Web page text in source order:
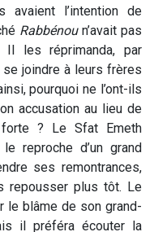
avaient l’intention de
Rabbénoun’avait pas
les réprimanda, par
se joindre à leurs frères
pourquoi ne l’ont-ils
accusation au lieu de
? Le Sfat Emeth
reproche d’un grand
ses remontrances,
repousser plus tôt. Le
le blâme de son grand-
il préféra écouter la